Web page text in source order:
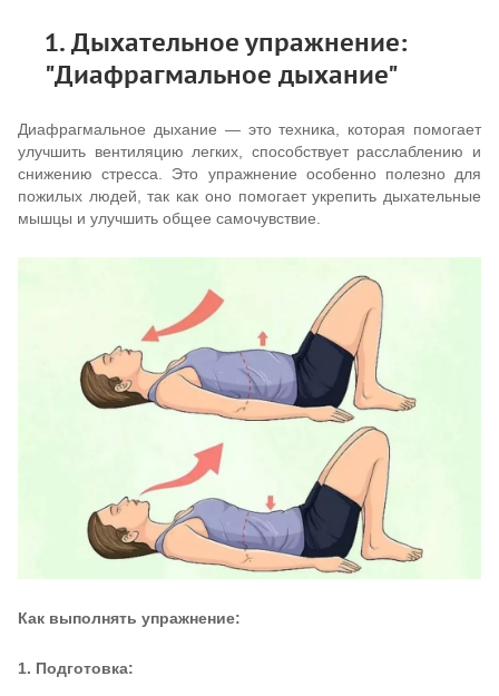
1. Дыхательное упражнение:
"Диафрагмальное дыхание"
Диафрагмальное дыхание — это техника, которая помогает
улучшить вентиляцию легких, способствует расслаблению и
снижению стресса. Это упражнение особенно полезно для
пожилых людей, так как оно помогает укрепить дыхательные
мышцы и улучшить общее самочувствие.
Как выполнять упражнение:
1. Подготовка: